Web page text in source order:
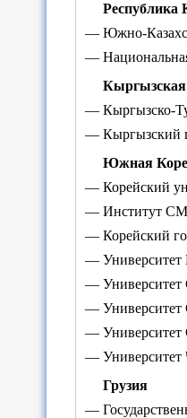
Республика
— Южно-
— Национальная
Кыргызская
— Кыргызско-
— Кыргызский
Южная
— Корейский
— Институт
— Корейский
— Университет
—
— Университет
—
— Университет
Грузия
—